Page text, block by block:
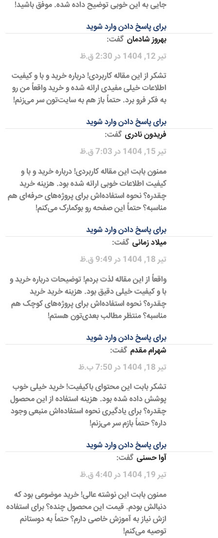
جایی به این خوبی توضیح داده شده. موفق باشید!
برای پاسخ دادن وارد شوید
بهروز شادمان گفت:
تیر 12, 1404 در 2:30 ق.ظ
تشکر از این مقاله کاربردی! درباره خرید و با و کیفیت
اطلاعات خیلی مفیدی ارائه شده و خرید واقعاً من رو
به فکر فرو برد. حتماً باز هم به سایت‌تون سر می‌زنم!
برای پاسخ دادن وارد شوید
فریدون نادری گفت:
تیر 15, 1404 در 7:03 ق.ظ
ممنون بابت این مقاله کاربردی! درباره خرید و با و
کیفیت اطلاعات خوبی ارائه شده بود. هزینه خرید
چقدره؟ نحوه استفاده‌اش برای پروژه‌های حرفه‌ای هم
مناسبه؟ حتماً این صفحه رو بوکمارک می‌کنم!
برای پاسخ دادن وارد شوید
میلاد زمانی گفت:
تیر 18, 1404 در 9:49 ق.ظ
واقعاً از این مقاله لذت بردم! توضیحات درباره خرید و
با و کیفیت خیلی دقیق بود. هزینه خرید خرید
چقدره؟ نحوه استفاده‌اش برای پروژه‌های کوچک هم
مناسبه؟ منتظر مطالب بعدی‌تون هستم!
برای پاسخ دادن وارد شوید
شهرام مقدم گفت:
تیر 18, 1404 در 7:50 ب.ظ
تشکر بابت این محتوای باکیفیت! خرید خیلی خوب
پوشش داده شده بود. هزینه استفاده از این محصول
چقدره؟ برای یادگیری نحوه استفاده‌اش منبعی وجود
داره؟ حتماً بازم سر می‌زنم!
برای پاسخ دادن وارد شوید
آوا حسنی گفت:
تیر 19, 1404 در 4:40 ق.ظ
ممنون بابت این نوشته عالی! خرید موضوعی بود که
دنبالش بودم. قیمت این محصول چنده؟ برای استفاده
ازش نیاز به آموزش خاصی دارم؟ حتماً به دوستانم
توصیه می‌کنم!